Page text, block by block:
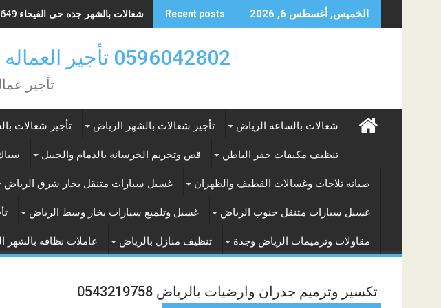
to
الخميس, أغسطس 6, 2026 Recent posts شغالات بالشهر جده حى الفيحاء 0577265649
0596042802 تأجير العماله المنزليه بالساعه والشهر بالرياض
تأجير
شغالات بالساعه الرياض تأجير شغالات بالشهر الرياض تأجير شغالات
تنظيف مكيفات حفر الباطن قص وتخريم الخرسانة بالدمام والجبيل
صيانه ثلاجات وغسالات القطيف والظهران غسيل سيارات متنقل بخار شرق الرياض
غسيل سيارات متنقل جنوب الرياض غسيل وتلميع سيارات بخار وسط الرياض
مقاولات وترميمات الرياض وجدة تنظيف منازل بالرياض عاملات نظافه بالشهر
تكسير وترميم جدران وارضيات بالرياض 0543219758